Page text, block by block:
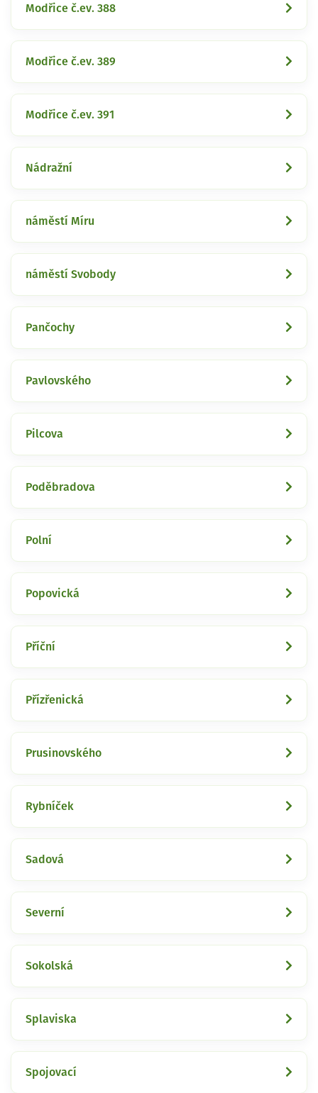
Modřice č.ev. 388
Modřice č.ev. 389
Modřice č.ev. 391
Nádražní
náměstí Míru
náměstí Svobody
Pančochy
Pavlovského
Pilcova
Poděbradova
Polní
Popovická
Příční
Přízřenická
Prusinovského
Rybníček
Sadová
Severní
Sokolská
Splaviska
Spojovací